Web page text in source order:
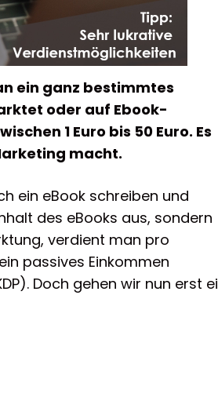
ein ganz bestimmtes
oder auf Ebook-
1 Euro bis 50 Euro. Es
macht.
ein eBook schreiben und
des eBooks aus, sondern
verdient man pro
passives Einkommen
Doch gehen wir nun erst